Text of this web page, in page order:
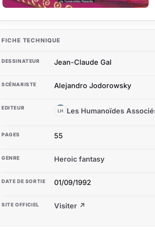
FICHE TECHNIQUE
DESSINATEUR Jean-Claude Gal
SCÉNARISTE Alejandro Jodorowsky
EDITEUR LH Les Humanoïdes
PAGES 55
GENRE Heroic fantasy
DATE DE SORTIE 01/09/1992
SITE OFFICIEL Visiter ↗